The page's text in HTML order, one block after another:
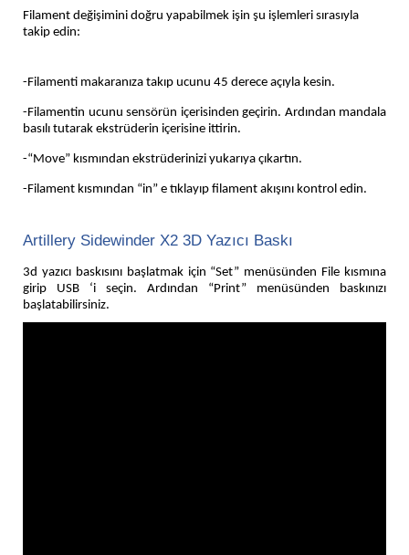
Filament değişimini doğru yapabilmek işin şu işlemleri sırasıyla
takip edin:
-Filamenti makaranıza takıp ucunu 45 derece açıyla kesin.
-Filamentin ucunu sensörün içerisinden geçirin. Ardından mandala
basılı tutarak ekstrüderin içerisine ittirin.
-“Move” kısmından ekstrüderinizi yukarıya çıkartın.
-Filament kısmından “in” e tıklayıp filament akışını kontrol edin.
Artillery Sidewinder X2 3D Yazıcı Baskı
3d yazıcı baskısını başlatmak için “Set” menüsünden File kısmına
girip USB ‘i seçin. Ardından “Print” menüsünden baskınızı
başlatabilirsiniz.